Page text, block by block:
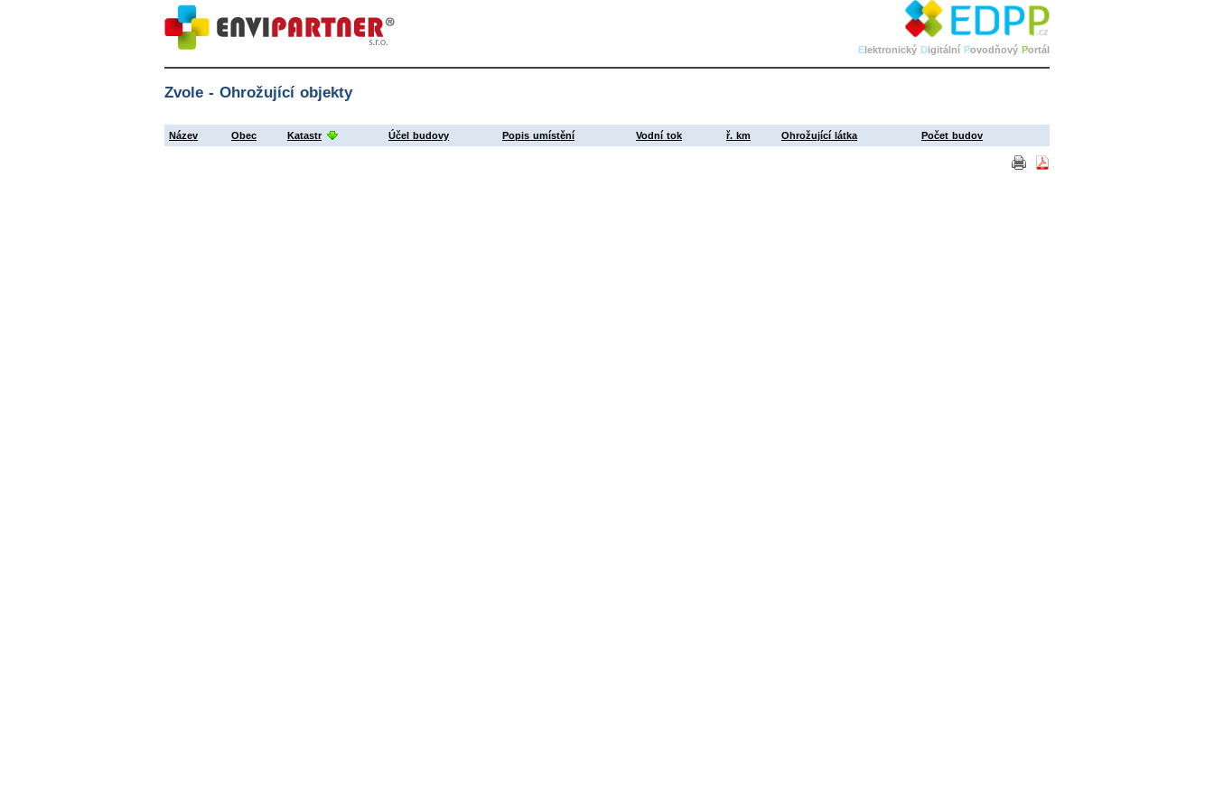
Elektronický Digitální Povodňový Portál
Zvole - Ohrožující objekty
Název Obec Katastr Účel budovy Popis umístění Vodní tok ř. km Ohrožující látka Počet budov